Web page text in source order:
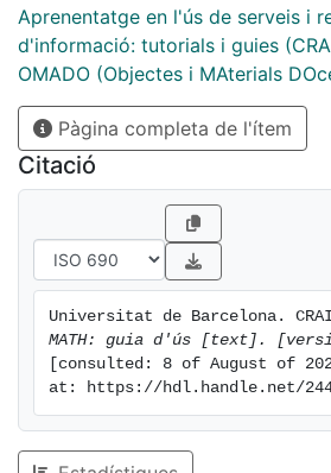
Aprenentatge en l'ús de serveis i
d'informació: tutorials i guies
OMADO (Objectes i MAterials
Pàgina completa de l'ítem
Citació
Universitat de Barcelona.
MATH: guia d'ús [text].
[consulted: 8 of August of
at: https://hdl.handle.net/